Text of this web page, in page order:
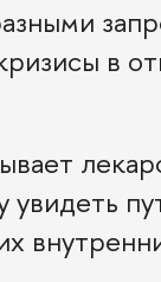
в
увидеть